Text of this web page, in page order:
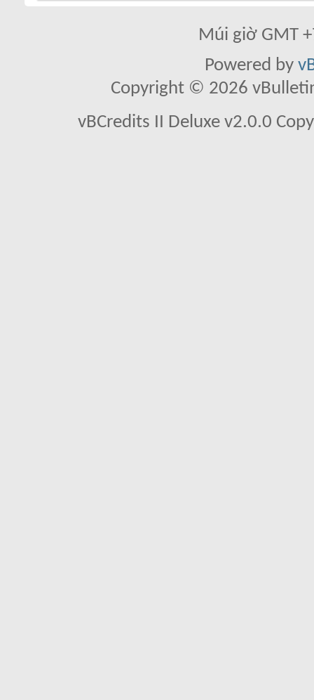
Múi giờ GMT
Powered by
Copyright © 2026
vBCredits II Deluxe v2.0.0